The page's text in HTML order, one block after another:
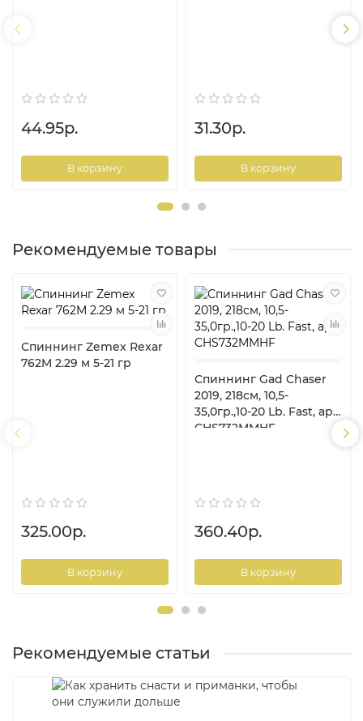
44.95р.
В корзину
31.30р.
В корзину
Рекомендуемые товары
Спиннинг Zemex Rexar
762M 2.29 м 5-21 гр
325.00р.
В корзину
Спиннинг Gad Chaser
2019, 218см, 10,5-
35,0гр.,10-20 Lb. Fast, арт.
CHS732MMHF
360.40р.
В корзину
Рекомендуемые статьи